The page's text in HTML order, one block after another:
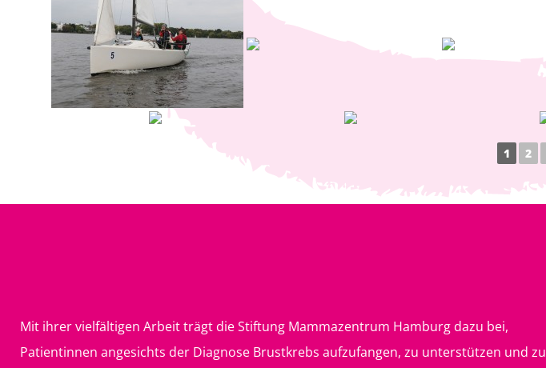
1 2
Mit ihrer vielfältigen Arbeit trägt die Stiftung Mammazentrum Hamburg dazu bei,
Patientinnen angesichts der Diagnose Brustkrebs aufzufangen, zu unterstützen und zu